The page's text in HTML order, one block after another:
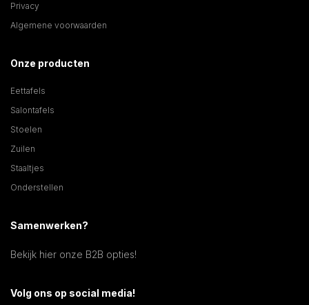
Privacy
Algemene voorwaarden
Onze producten
Eettafels
Salontafels
Stoelen
Zuilen
Staaltjes
Onderstellen
Samenwerken?
Bekijk hier onze B2B opties!
Volg ons op social media!